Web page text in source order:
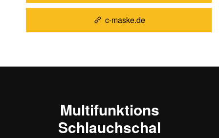
c-maske.de
Multifunktions
Schlauchschal